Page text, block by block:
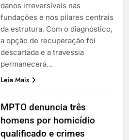
danos irreversíveis nas
fundações e nos pilares centrais
da estrutura. Com o diagnóstico,
a opção de recuperação foi
descartada e a travessia
permanecerá…
Leia Mais
MPTO denuncia três
homens por homicídio
qualificado e crimes